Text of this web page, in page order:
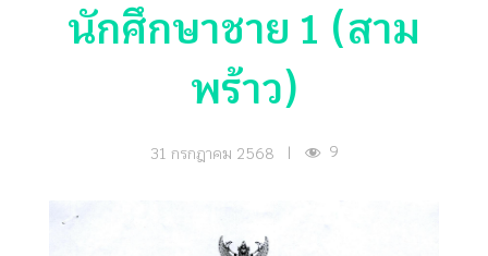
นักศึกษาชาย 1 (สาม
พร้าว)
31 กรกฎาคม 2568 | 9